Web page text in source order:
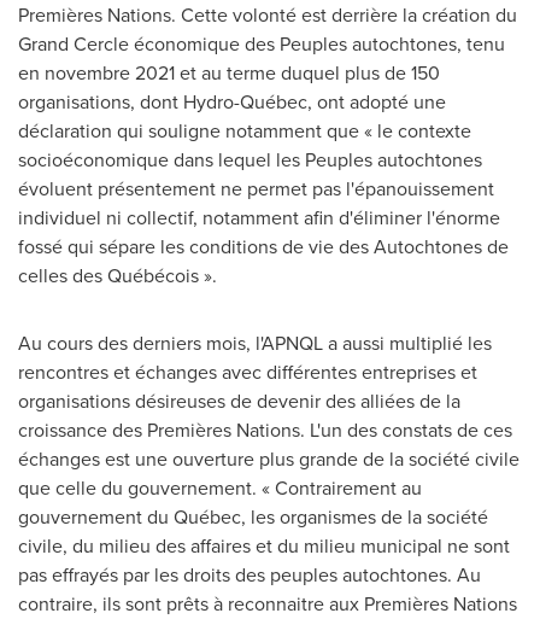
Premières Nations. Cette volonté est derrière la création du
Grand Cercle économique des Peuples autochtones, tenu
en novembre2021 etau terme duquel plus de 150
organisations, dont Hydro-Québec, ont adopté une
déclaration qui souligne notamment que « le contexte
socioéconomique dans lequel les Peuples autochtones
évoluent présentement ne permet pas l'épanouissement
individuel ni collectif, notamment afin d'éliminer l'énorme
fossé qui sépare les conditions de vie des Autochtones de
celles des Québécois ».
Au cours des derniers mois, l'APNQL a aussi multiplié les
rencontres et échanges avec différentes entreprises et
organisations désireuses de devenir des alliées de la
croissance des Premières Nations. L'un des constats de ces
échanges est une ouverture plus grande de la société civile
que celle du gouvernement. « Contrairement au
gouvernement du Québec, les organismes de la société
civile, du milieu des affaires et du milieu municipal ne sont
pas effrayés par les droits des peuples autochtones. Au
contraire, ils sont prêts à reconnaitre aux Premières Nations